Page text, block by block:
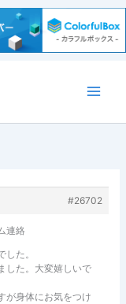
#26702
連絡
た。
した。大変嬉しいで
が身体にお気をつけ